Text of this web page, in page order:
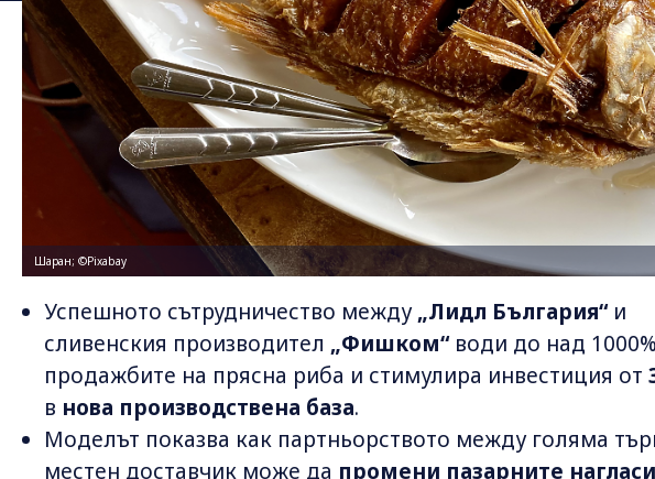
Шаран; ©Pixabay
Успешното сътрудничество между„Лидл България“ и
сливенския производител „Фишком“води до над
продажбите на прясна риба и стимулира инвестиция от
в нова производствена база.
Моделът показва как партньорството между голяма
местен доставчик може да промени пазарните нагласи